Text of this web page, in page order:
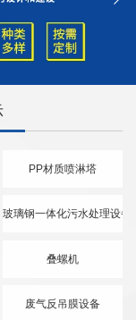
PP材质喷淋塔
玻璃钢一体化污水处理设备
叠螺机
废气反吊膜设备